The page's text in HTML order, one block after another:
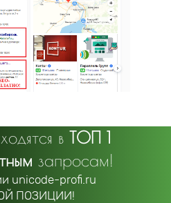
в ТОП 1
запросам!
unicode-profi.ru
ПОЗИЦИИ!